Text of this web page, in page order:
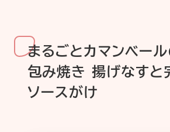
まるごとカマンベー
包み焼き 揚げなすと
ソースがけ